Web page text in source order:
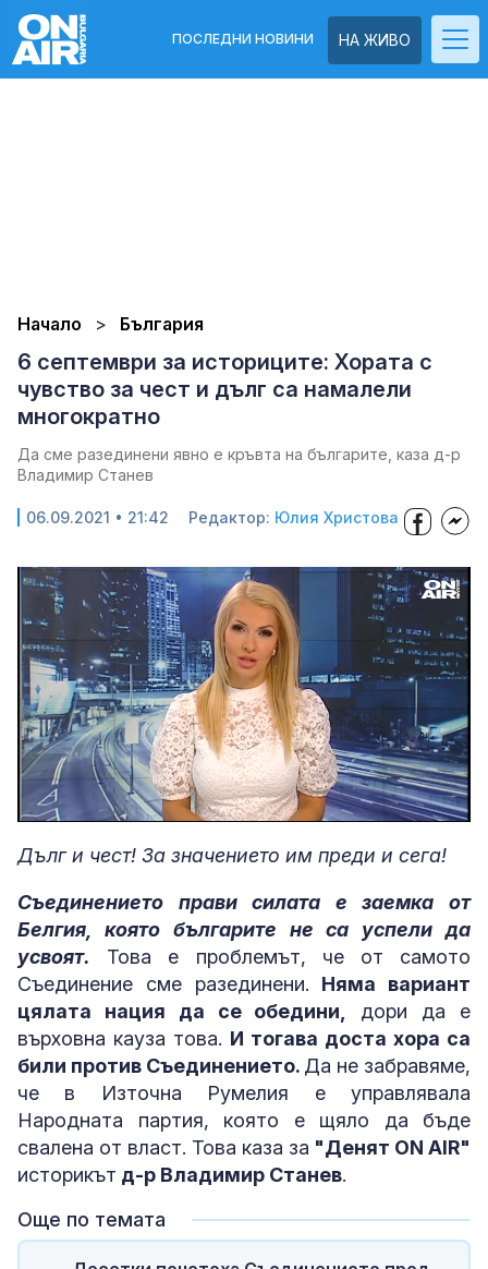
НА ЖИВО
ПОСЛЕДНИ НОВИНИ
Начало България
6 септември за историците: Хората с
чувство за чест и дълг са намалели
многократно
Да сме разединени явно е кръвта на българите, каза д-р
Владимир Станев
06.09.2021 • 21:42 Редактор: Юлия Христова
Unmute Loaded
5.52%
Дълг и чест! За значението им преди и сега!
Съединението прави силата е заемка от
Белгия, която българите не са успели да
усвоят. Това е проблемът, че от самото
Съединение сме разединени. Няма вариант
цялата нация да се обедини,
дори да е
върховна кауза това. И тогава доста хора са
били против Съединението. Да не забравяме,
че в Източна Румелия е управлявала
Народната партия, която е щяло да бъде
свалена от власт. Това каза за "Денят ON AIR"
историкът д-р Владимир Станев.
Още по темата